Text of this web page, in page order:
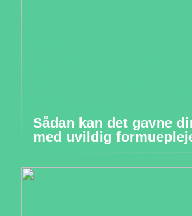
Sådan kan det gavne
med uvildig